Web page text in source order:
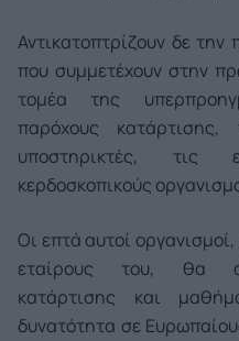
Αντικατοπτρίζουν δε
που συμμετέχουν στην
τομέα της
παρόχους κατάρτισης,
υποστηρικτές, τις
κερδοσκοπικούς
Οι επτά αυτοί
εταίρους του, θα
κατάρτισης και
δυνατότητα σε